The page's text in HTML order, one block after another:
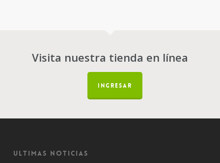
Visita nuestra tienda en línea
INGRESAR
Ultimas noticias